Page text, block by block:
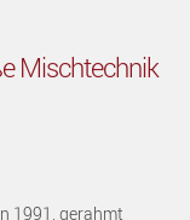
Mischtechnik
1991, gerahmt